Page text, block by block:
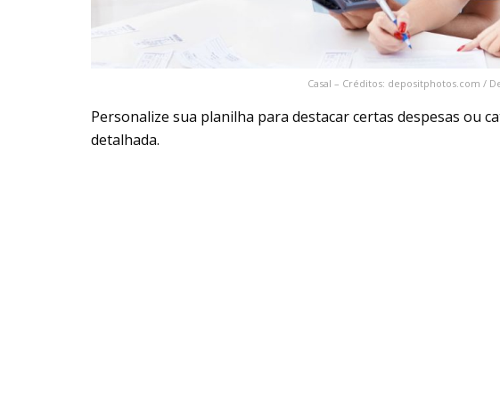
Casal – Créditos: depositphotos.com /
Personalize sua planilha para destacar certas despesas ou
detalhada.